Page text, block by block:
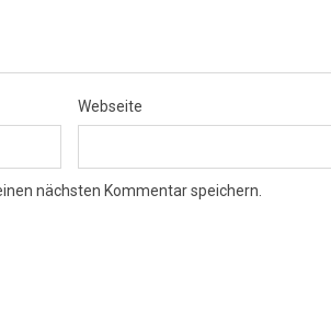
Webseite
nächsten Kommentar speichern.